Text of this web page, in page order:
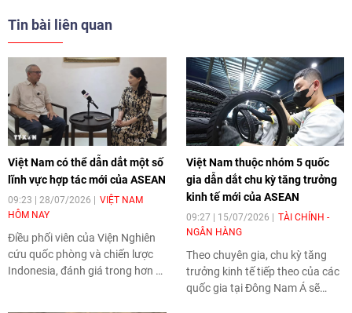
Tin bài liên quan
Việt Nam có thể dẫn dắt một số
lĩnh vực hợp tác mới của ASEAN
09:23 | 28/07/2026
VIỆT NAM
HÔM NAY
Điều phối viên của Viện Nghiên
cứu quốc phòng và chiến lược
Indonesia, đánh giá trong hơn 3
Việt Nam thuộc nhóm 5 quốc
gia dẫn dắt chu kỳ tăng trưởng
kinh tế mới của ASEAN
09:27 | 15/07/2026
TÀI CHÍNH -
NGÂN HÀNG
Theo chuyên gia, chu kỳ tăng
trưởng kinh tế tiếp theo của các
quốc gia tại Đông Nam Á sẽ